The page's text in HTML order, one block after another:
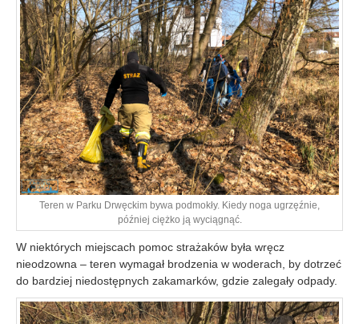
Teren w Parku Drwęckim bywa podmokły. Kiedy noga ugrzęźnie,
później ciężko ją wyciągnąć.
W niektórych miejscach pomoc strażaków była wręcz
nieodzowna – teren wymagał brodzenia w woderach, by dotrzeć
do bardziej niedostępnych zakamarków, gdzie zalegały odpady.